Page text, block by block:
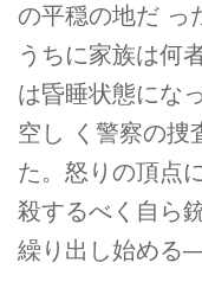
の平穏の地だ っ
うちに家族は何
は昏睡状態にな
空し く警察の捜
た。怒りの頂点
殺するべく自ら
繰り出し始める―